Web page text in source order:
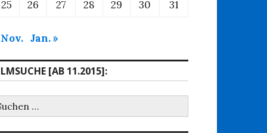
25
26 27 28 29 30 31
Jan. »
[AB 11.2015]: